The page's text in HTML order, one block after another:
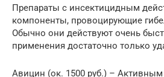
Препараты с инсектицидным
компоненты, провоцирующие
Обычно они действуют очень
применения достаточно только
Авицин (ок. 1500 руб.) –